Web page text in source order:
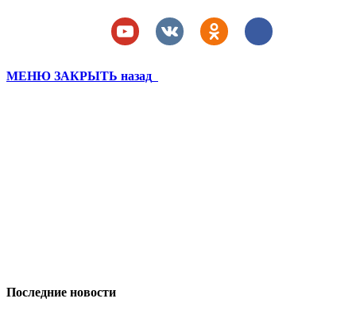
МЕНЮ ЗАКРЫТЬ назад
Последние новости